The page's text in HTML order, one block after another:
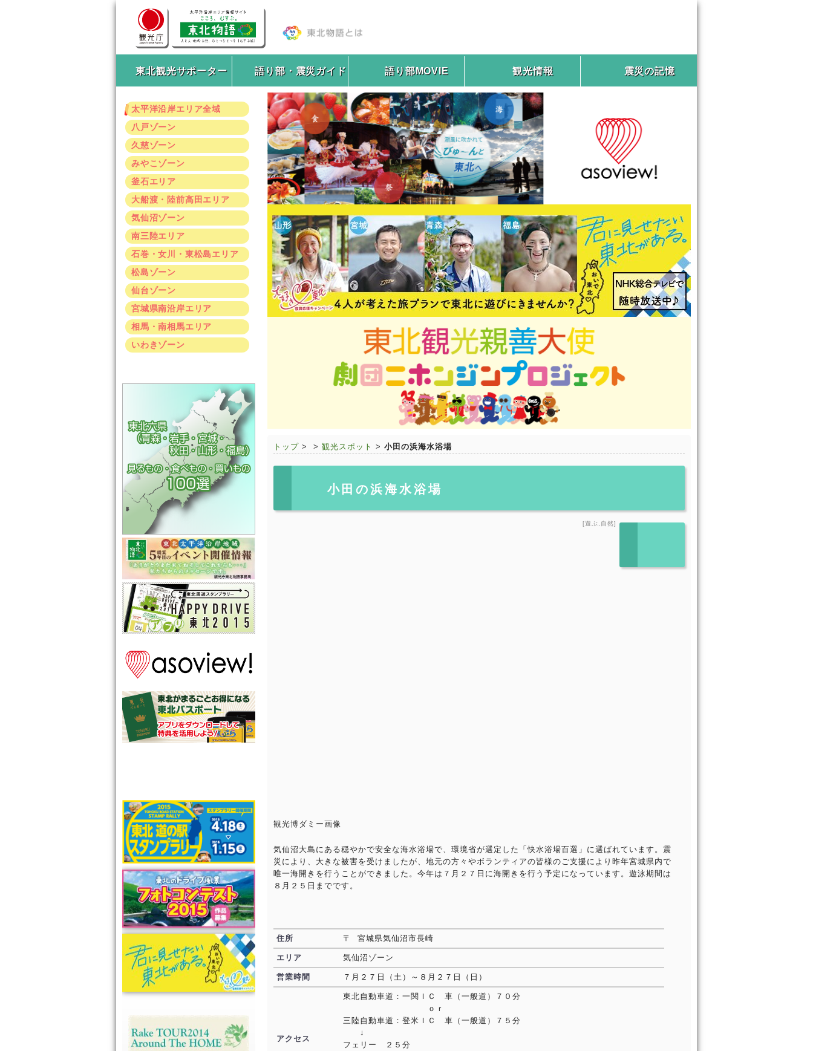
東北観光サポーター 語り部・震災ガイド 語り部MOVIE 観光情報 震災の記憶
太平洋沿岸エリア全域
八戸ゾーン
久慈ゾーン
みやこゾーン
釜石エリア
大船渡・陸前高田エリア
気仙沼ゾーン
南三陸エリア
石巻・女川・東松島エリア
松島ゾーン
仙台ゾーン
宮城県南沿岸エリア
相馬・南相馬エリア
いわきゾーン
トップ > > 観光スポット > 小田の浜海水浴場
小田の浜海水浴場
[遊ぶ,自然]
観光博ダミー画像
気仙沼大島にある穏やかで安全な海水浴場で、環境省が選定した「快水浴場百選」に選ばれています。震
災により、大きな被害を受けましたが、地元の方々やボランティアの皆様のご支援により昨年宮城県内で
唯一海開きを行うことができました。今年は７月２７日に海開きを行う予定になっています。遊泳期間は
８月２５日までです。
住所 〒 宮城県気仙沼市長崎
エリア 気仙沼ゾーン
営業時間 ７月２７日（土）～８月２７日（日）
アクセス
東北自動車道：一関ＩＣ 車（一般道）７０分
ｏｒ
三陸自動車道：登米ＩＣ 車（一般道）７５分
↓
フェリー ２５分